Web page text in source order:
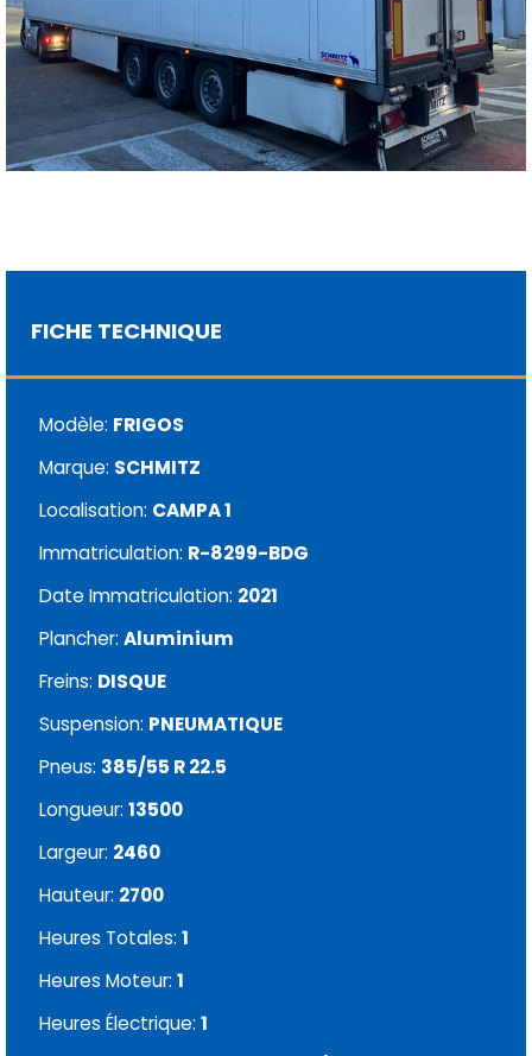
FICHE TECHNIQUE
Modèle: FRIGOS
Marque: SCHMITZ
Localisation: CAMPA 1
Immatriculation: R-8299-BDG
Date Immatriculation: 2021
Plancher: Aluminium
Freins: DISQUE
Suspension: PNEUMATIQUE
Pneus: 385/55 R 22.5
Longueur: 13500
Largeur: 2460
Hauteur: 2700
Heures Totales: 1
Heures Moteur: 1
Heures Électrique: 1